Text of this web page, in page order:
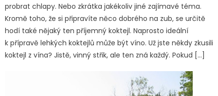
probrat chlapy. Nebo zkrátka jakékoliv jiné zajímavé téma.
Kromě toho, že si připravíte něco dobrého na zub, se určitě
hodí také nějaký ten příjemný koktejl. Naprosto ideální
k přípravě lehkých koktejlů může být víno. Už jste někdy zkusili
koktejl z vína? Jistě, vinný střik, ale ten zná každý. Pokud […]